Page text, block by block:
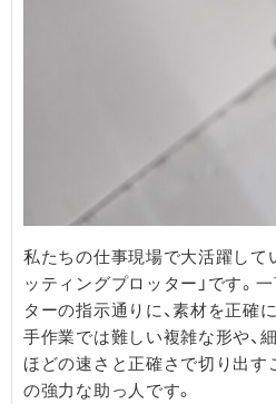
私たちの仕事現場で大活躍して
ッティングプロッター」です。
ターの指示通りに、素材を正確
手作業では難しい複雑な形や、
ほどの速さと正確さで切り出す
の強力な助っ人です。